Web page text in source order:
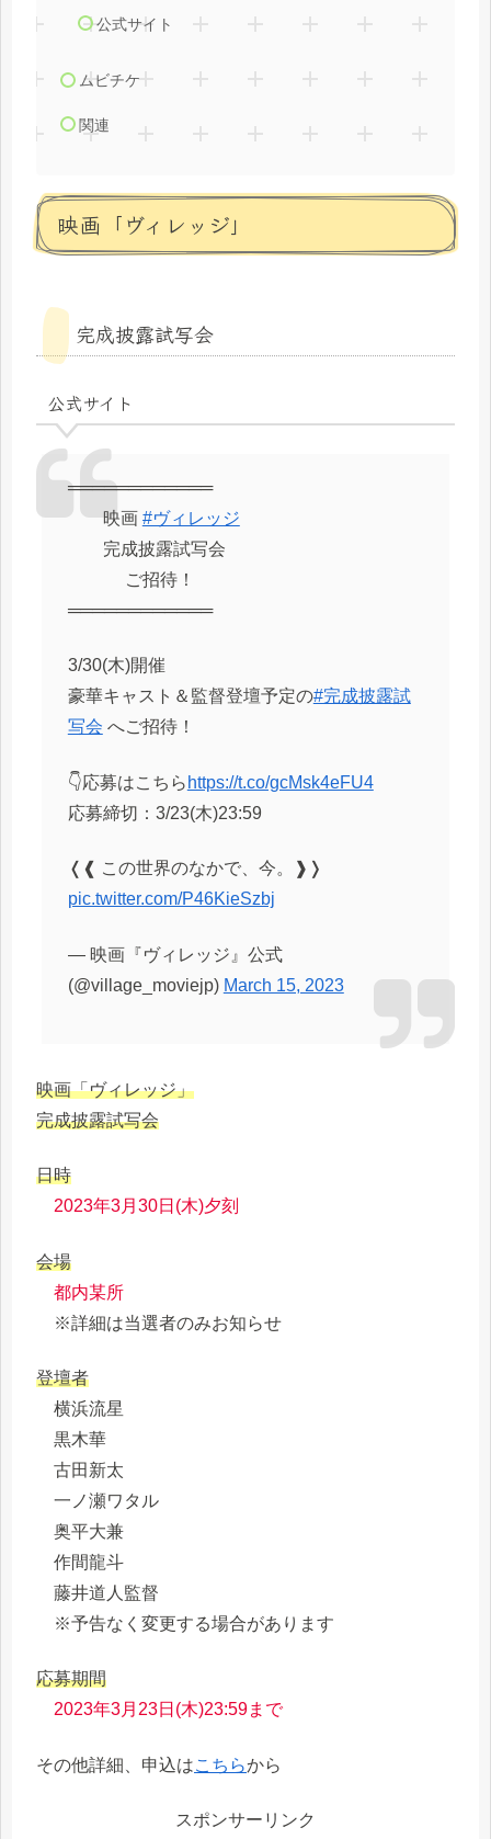
公式サイト
ムビチケ
関連
映画「ヴィレッジ」
完成披露試写会
公式サイト
════════════
映画 #ヴィレッジ
完成披露試写会
ご招待！
════════════
3/30(木)開催
豪華キャスト＆監督登壇予定の#完成披露試
写会 へご招待！
👇応募はこちら https://t.co/gcMsk4eFU4
応募締切：3/23(木)23:59
❬❰ この世界のなかで、今。❱❭
pic.twitter.com/P46KieSzbj
— 映画『ヴィレッジ』公式
(@village_moviejp) March 15, 2023
映画「ヴィレッジ」
完成披露試写会
日時
2023年3月30日(木)夕刻
会場
都内某所
※詳細は当選者のみお知らせ
登壇者
横浜流星
黒木華
古田新太
一ノ瀬ワタル
奥平大兼
作間龍斗
藤井道人監督
※予告なく変更する場合があります
応募期間
2023年3月23日(木)23:59まで
その他詳細、申込はこちらから
スポンサーリンク